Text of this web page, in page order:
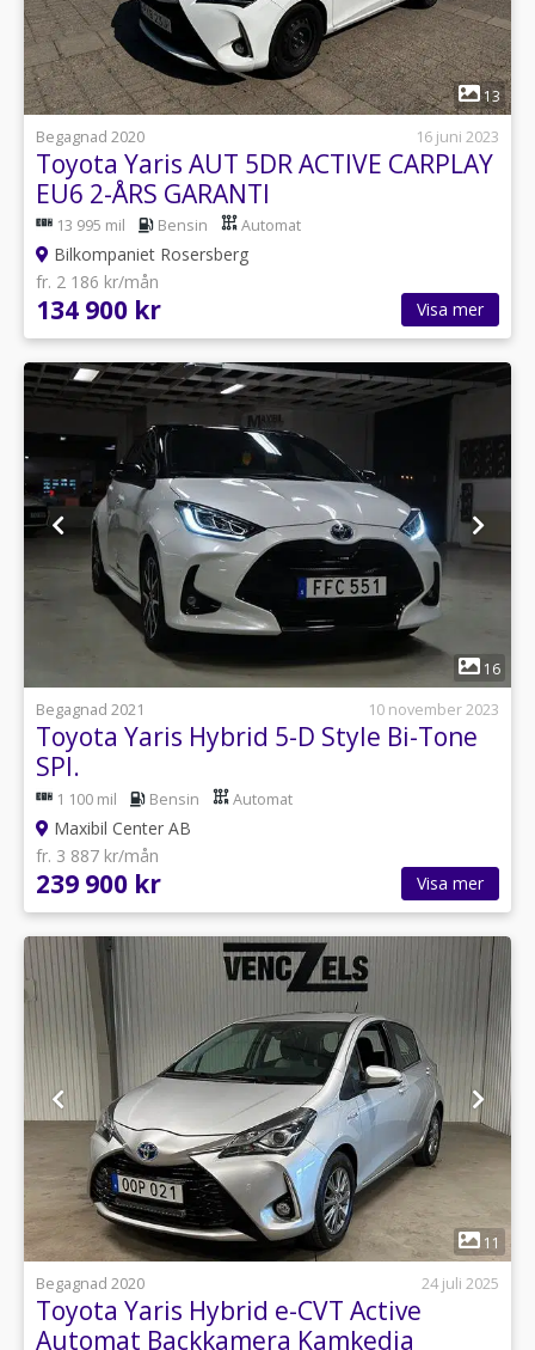
1
13
Begagnad 2020
16 juni 2023
Toyota Yaris AUT 5DR ACTIVE CARPLAY
EU6 2-ÅRS GARANTI
13 995 mil Bensin Automat
Bilkompaniet Rosersberg
fr. 2 186 kr/mån
134 900 kr Visa mer
16
Begagnad 2021
10 november 2023
Toyota Yaris Hybrid 5-D Style Bi-Tone
SPI.
1 100 mil Bensin Automat
Maxibil Center AB
fr. 3 887 kr/mån
239 900 kr Visa mer
1
11
Begagnad 2020
24 juli 2025
Toyota Yaris Hybrid e-CVT Active
Automat Backkamera Kamkedja